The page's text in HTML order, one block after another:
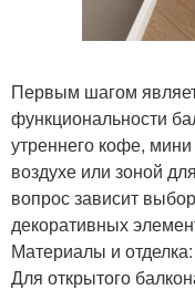
Первым шагом
функциональности
утреннего кофе,
воздухе или зоной
вопрос зависит
декоративных
Материалы и отделка:
Для открытого